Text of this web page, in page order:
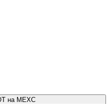
на MEXC